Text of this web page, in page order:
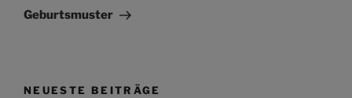
Beitrag
Geburtsmuster
NEUESTE BEITRÄGE